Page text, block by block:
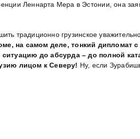
Леннарта Мера в Эстонии, она
традиционно грузинское
на самом деле, тонкий дипломат
до абсурда – до полной
лицом к Северу! Ну, если